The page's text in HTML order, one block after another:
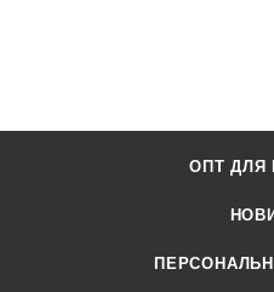
ОПТ ДЛЯ